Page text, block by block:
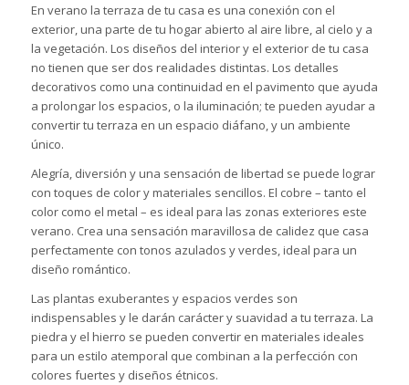
En verano la terraza de tu casa es una conexión con el
exterior, una parte de tu hogar abierto al aire libre, al cielo y a
la vegetación. Los diseños del interior y el exterior de tu casa
no tienen que ser dos realidades distintas. Los detalles
decorativos como una continuidad en el pavimento que ayuda
a prolongar los espacios, o la iluminación; te pueden ayudar a
convertir tu terraza en un espacio diáfano, y un ambiente
único.
Alegría, diversión y una sensación de libertad se puede lograr
con toques de color y materiales sencillos. El cobre – tanto el
color como el metal – es ideal para las zonas exteriores este
verano. Crea una sensación maravillosa de calidez que casa
perfectamente con tonos azulados y verdes, ideal para un
diseño romántico.
Las plantas exuberantes y espacios verdes son
indispensables y le darán carácter y suavidad a tu terraza. La
piedra y el hierro se pueden convertir en materiales ideales
para un estilo atemporal que combinan a la perfección con
colores fuertes y diseños étnicos.